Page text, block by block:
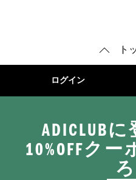
ト
ログイン
ADICLUB
10%OFFク